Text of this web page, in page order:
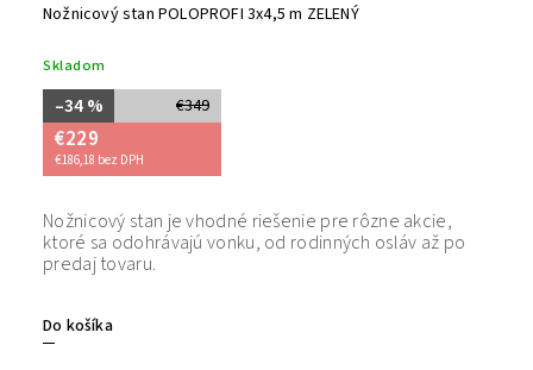
Nožnicový stan POLOPROFI 3x4,5 m ZELENÝ
Skladom
€349
–34 %
€229
€186,18 bez DPH
Do košíka
Nožnicový stan je vhodné riešenie pre rôzne akcie,
ktoré sa odohrávajú vonku, od rodinných osláv až po
predaj tovaru.